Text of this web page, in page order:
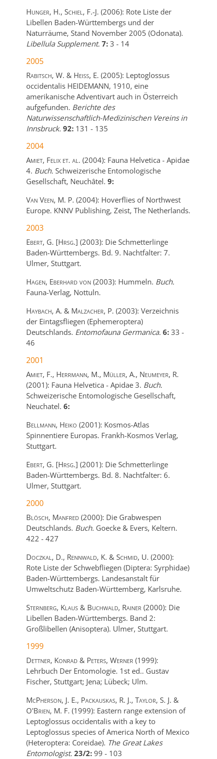
Hunger, H., Schiel, F.-J.(2006): Rote Liste der
Libellen Baden-Württembergs und der
Naturräume, Stand November 2005 (Odonata).
Libellula Supplement.7:3 - 14
2005
Rabitsch, W. & Heiss, E.(2005): Leptoglossus
occidentalis HEIDEMANN, 1910, eine
amerikanische Adventivart auch in Österreich
aufgefunden. Berichte des
Naturwissenschaftlich-Medizinischen Vereins in
Innsbruck.92: 131 - 135
2004
Amiet, Felix et. al.(2004): Fauna Helvetica - Apidae
4. Buch.Schweizerische Entomologische
Gesellschaft, Neuchâtel.9:
Van Veen, M. P.(2004): Hoverflies of Northwest
Europe. KNNV Publishing,Zeist, The Netherlands.
2003
Ebert, G. [Hrsg.](2003): Die Schmetterlinge
Baden-Württembergs. Bd. 9. Nachtfalter: 7.
Ulmer,Stuttgart.
Hagen, Eberhard von(2003): Hummeln. Buch.
Fauna-Verlag, Nottuln.
Haybach, A. & Malzacher, P.(2003):Verzeichnis
der Eintagsfliegen (Ephemeroptera)
Deutschlands. Entomofauna Germanica.6:33 -
46
2001
Amiet, F., Herrmann, M., Müller, A., Neumeyer, R.
(2001): Fauna Helvetica - Apidae 3. Buch.
Schweizerische Entomologische Gesellschaft,
Neuchatel.6:
Bellmann, Heiko(2001): Kosmos-Atlas
Spinnentiere Europas. Frankh-Kosmos Verlag,
Stuttgart.
Ebert, G. [Hrsg.](2001): Die Schmetterlinge
Baden-Württembergs. Bd. 8. Nachtfalter: 6.
Ulmer,Stuttgart.
2000
Blösch, Manfred(2000): Die Grabwespen
Deutschlands. Buch. Goecke & Evers, Keltern.
422 -427
Doczkal, D., Rennwald, K. & Schmid, U.(2000):
Rote Liste der Schwebfliegen (Diptera: Syrphidae)
Baden-Württembergs. Landesanstalt für
Umweltschutz Baden-Württemberg, Karlsruhe.
Sternberg, Klaus & Buchwald, Rainer(2000): Die
Libellen Baden-Württembergs. Band 2:
Großlibellen (Anisoptera). Ulmer,Stuttgart.
1999
Dettner, Konrad & Peters, Werner(1999):
Lehrbuch Der Entomologie. 1st ed.. Gustav
Fischer,Stuttgart; Jena; Lübeck; Ulm.
McPherson, J. E., Packauskas, R. J., Taylor, S. J. &
O'Brien, M. F.(1999): Eastern range extension of
Leptoglossus occidentalis with a key to
Leptoglossus species of America North of Mexico
(Heteroptera: Coreidae). The Great Lakes
Entomologist.23/2:99 - 103